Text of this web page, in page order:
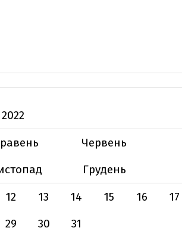
2022
Червень
Грудень
12 13 14 15 16
17
29 30 31